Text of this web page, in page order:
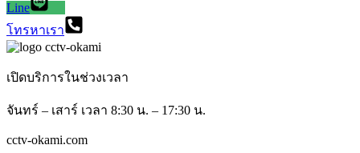
Line
โทรหาเรา
เปิดบริการในช่วงเวลา
จันทร์ – เสาร์ เวลา 8:30 น. – 17:30 น.
cctv-okami.com